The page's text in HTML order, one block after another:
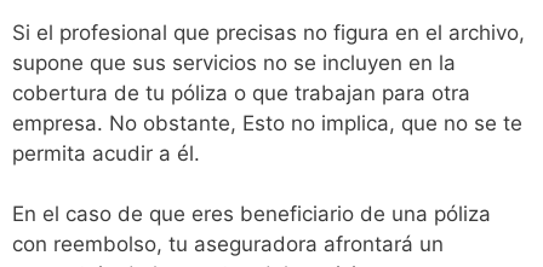
Si el profesional que precisas no figura en el archivo,
supone que sus servicios no se incluyen en la
cobertura de tu póliza o que trabajan para otra
empresa. No obstante, Esto no implica, que no se te
permita acudir a él.
En el caso de que eres beneficiario de una póliza
con reembolso, tu aseguradora afrontará un